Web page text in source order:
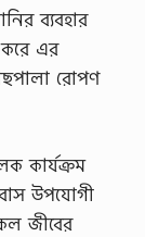
ব্যবহার
এর
রােপণ
কার্যক্রম
উপযােগী
জীবের